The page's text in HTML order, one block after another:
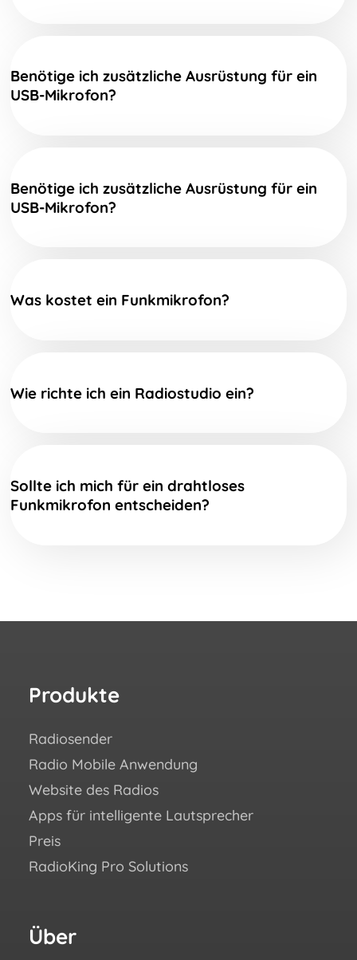
Benötige ich zusätzliche Ausrüstung für ein
USB-Mikrofon?
Benötige ich zusätzliche Ausrüstung für ein
USB-Mikrofon?
Was kostet ein Funkmikrofon?
Wie richte ich ein Radiostudio ein?
Sollte ich mich für ein drahtloses
Funkmikrofon entscheiden?
Produkte
Radiosender
Radio Mobile Anwendung
Website des Radios
Apps für intelligente Lautsprecher
Preis
RadioKing Pro Solutions
Über